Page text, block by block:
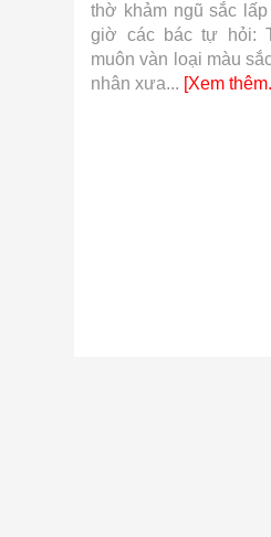
thờ khảm ngũ sắc
giờ các bác tự hỏi:
muôn vàn loại màu
nhân xưa... [Xem